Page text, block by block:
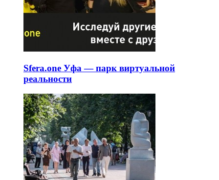
Sfera.one Уфа — парк виртуальной
реальности